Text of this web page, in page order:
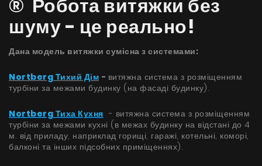
® Робота витяжки без
шуму - це реально!
Дана модель витяжки сумісна з системами:
Nortberg Тихий Дім - витяжна система з розміщенням
турбіни за межами будинку (на фасаді будинку).
Nortberg Тиха Кухня - витяжна система з розміщенням
турбіни за межами кухні (в межах будинку на відстані до 4
м. від приладу, наприклад горищі, гаражі, котельні, коморі,
балконі та інших підсобних приміщеннях).